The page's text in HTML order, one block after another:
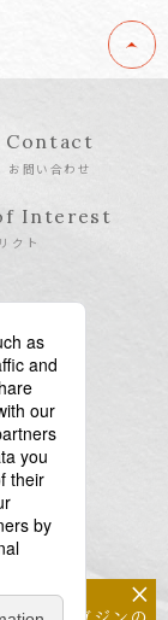
Contact
お問い合わせ
Interest
クト
ルズ森タワー23
×